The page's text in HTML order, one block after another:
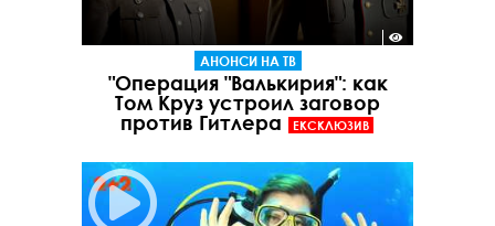
АНОНСИ НА ТВ
"Операция "Валькирия": как
Том Круз устроил заговор
против Гитлера
ЕКСКЛЮЗИВ